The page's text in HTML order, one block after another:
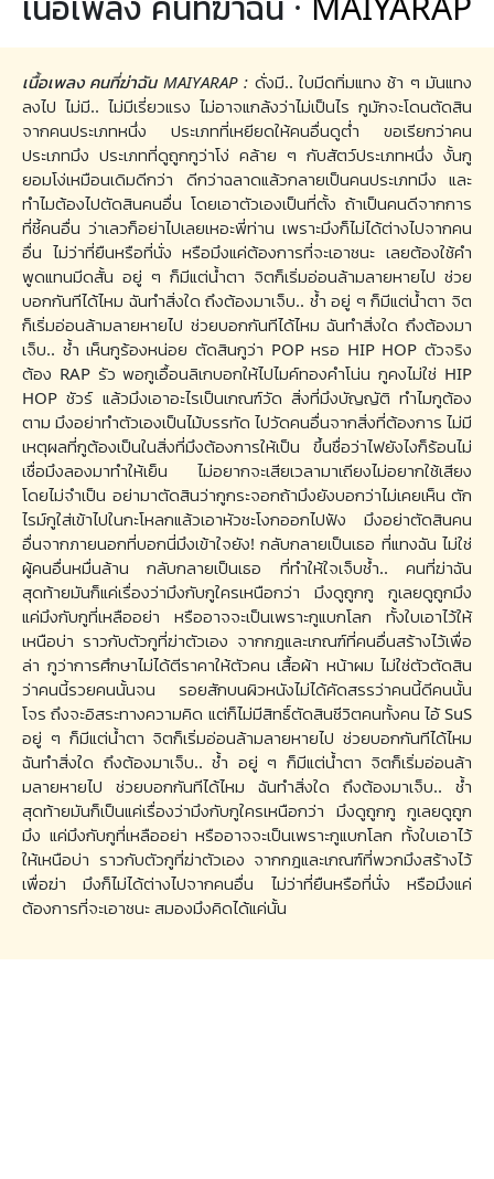
เนื้อเพลง คนที่ฆ่าฉัน MAIYARAP : ดั่งมี.. ใบมีดทิ่มแทง ช้า ๆ มันแทง
ลงไป ไม่มี.. ไม่มีเรี่ยวแรง ไม่อาจแกล้งว่าไม่เป็นไร กูมักจะโดนตัดสิน
จากคนประเภทหนึ่ง ประเภทที่เหยียดให้คนอื่นดูต่ำ ขอเรียกว่าคน
ประเภทมึง ประเภทที่ดูถูกกูว่าโง่ คล้าย ๆ กับสัตว์ประเภทหนึ่ง งั้นกู
ยอมโง่เหมือนเดิมดีกว่า ดีกว่าฉลาดแล้วกลายเป็นคนประเภทมึง และ
ทำไมต้องไปตัดสินคนอื่น โดยเอาตัวเองเป็นที่ตั้ง ถ้าเป็นคนดีจากการ
ที่ชี้คนอื่น ว่าเลวก็อย่าไปเลยเหอะพี่ท่าน เพราะมึงก็ไม่ได้ต่างไปจากคน
อื่น ไม่ว่าที่ยืนหรือที่นั่ง หรือมึงแค่ต้องการที่จะเอาชนะ เลยต้องใช้คำ
พูดแทนมีดสั้น อยู่ ๆ ก็มีแต่น้ำตา จิตก็เริ่มอ่อนล้ามลายหายไป ช่วย
บอกกันทีได้ไหม ฉันทำสิ่งใด ถึงต้องมาเจ็บ.. ช้ำ อยู่ ๆ ก็มีแต่น้ำตา จิต
ก็เริ่มอ่อนล้ามลายหายไป ช่วยบอกกันทีได้ไหม ฉันทำสิ่งใด ถึงต้องมา
เจ็บ.. ช้ำ เห็นกูร้องหน่อย ตัดสินกูว่า POP หรอ HIP HOP ตัวจริง
ต้อง RAP รัว พอกูเอื้อนลิเกบอกให้ไปไมค์ทองคำโน่น กูคงไม่ใช่ HIP
HOP ชัวร์ แล้วมึงเอาอะไรเป็นเกณฑ์วัด สิ่งที่มึงบัญญัติ ทำไมกูต้อง
ตาม มึงอย่าทำตัวเองเป็นไม้บรรทัด ไปวัดคนอื่นจากสิ่งที่ต้องการ ไม่มี
เหตุผลที่กูต้องเป็นในสิ่งที่มึงต้องการให้เป็น ขึ้นชื่อว่าไฟยังไงก็ร้อนไม่
เชื่อมึงลองมาทำให้เย็น ไม่อยากจะเสียเวลามาเถียงไม่อยากใช้เสียง
โดยไม่จำเป็น อย่ามาตัดสินว่ากูกระจอกถ้ามึงยังบอกว่าไม่เคยเห็น ตัก
ไรม์กูใส่เข้าไปในกะโหลกแล้วเอาหัวชะโงกออกไปฟัง มึงอย่าตัดสินคน
อื่นจากภายนอกที่บอกนี่มึงเข้าใจยัง! กลับกลายเป็นเธอ ที่แทงฉัน ไม่ใช่
ผู้คนอื่นหมื่นล้าน กลับกลายเป็นเธอ ที่ทำให้ใจเจ็บช้ำ.. คนที่ฆ่าฉัน
สุดท้ายมันก็แค่เรื่องว่ามึงกับกูใครเหนือกว่า มึงดูถูกกู กูเลยดูถูกมึง
แค่มึงกับกูที่เหลืออย่า หรืออาจจะเป็นเพราะกูแบกโลก ทั้งใบเอาไว้ให้
เหนือบ่า ราวกับตัวกูที่ฆ่าตัวเอง จากกฎและเกณฑ์ที่คนอื่นสร้างไว้เพื่อ
ล่า กูว่าการศึกษาไม่ได้ตีราคาให้ตัวคน เสื้อผ้า หน้าผม ไม่ใช่ตัวตัดสิน
ว่าคนนี้รวยคนนั้นจน รอยสักบนผิวหนังไม่ได้คัดสรรว่าคนนี้ดีคนนั้น
โจร ถึงจะอิสระทางความคิด แต่ก็ไม่มีสิทธิ์ตัดสินชีวิตคนทั้งคน ไอ้ SuS
อยู่ ๆ ก็มีแต่น้ำตา จิตก็เริ่มอ่อนล้ามลายหายไป ช่วยบอกกันทีได้ไหม
ฉันทำสิ่งใด ถึงต้องมาเจ็บ.. ช้ำ อยู่ ๆ ก็มีแต่น้ำตา จิตก็เริ่มอ่อนล้า
มลายหายไป ช่วยบอกกันทีได้ไหม ฉันทำสิ่งใด ถึงต้องมาเจ็บ.. ช้ำ
สุดท้ายมันก็เป็นแค่เรื่องว่ามึงกับกูใครเหนือกว่า มึงดูถูกกู กูเลยดูถูก
มึง แค่มึงกับกูที่เหลืออย่า หรืออาจจะเป็นเพราะกูแบกโลก ทั้งใบเอาไว้
ให้เหนือบ่า ราวกับตัวกูที่ฆ่าตัวเอง จากกฎและเกณฑ์ที่พวกมึงสร้างไว้
เพื่อฆ่า มึงก็ไม่ได้ต่างไปจากคนอื่น ไม่ว่าที่ยืนหรือที่นั่ง หรือมึงแค่
ต้องการที่จะเอาชนะ สมองมึงคิดได้แค่นั้น